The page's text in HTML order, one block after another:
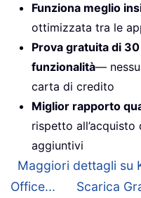
Funziona meglio
ottimizzata tra le
Prova gratuita di
funzionalità—
carta di credito
Miglior rapporto
rispetto
aggiuntivi
Maggiori dettagli su
Office...
Scarica